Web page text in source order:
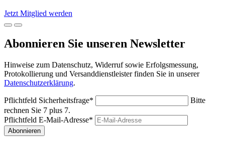
Jetzt Mitglied werden
Abonnieren Sie unseren Newsletter
Hinweise zum Datenschutz, Widerruf sowie Erfolgsmessung,
Protokollierung und Versanddienstleister finden Sie in unserer
Datenschutzerklärung.
Pflichtfeld Sicherheitsfrage*
Bitte
rechnen Sie 7 plus 7.
Pflichtfeld E-Mail-Adresse*
Abonnieren